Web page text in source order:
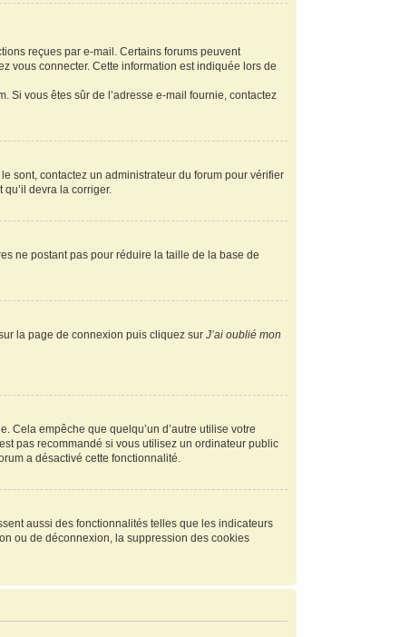
reçues par e-mail. Certains forums peuvent
vous connecter. Cette information est indiquée lors de
Si vous êtes sûr de l’adresse e-mail fournie, contactez
sont, contactez un administrateur du forum pour vérifier
devra la corriger.
ne postant pas pour réduire la taille de la base de
la page de connexion puis cliquez surJ’ai oublié mon
Cela empêche que quelqu’un d’autre utilise votre
pas recommandé si vous utilisez un ordinateur public
a désactivé cette fonctionnalité.
aussi des fonctionnalités telles que les indicateurs
ou de déconnexion, la suppression des cookies